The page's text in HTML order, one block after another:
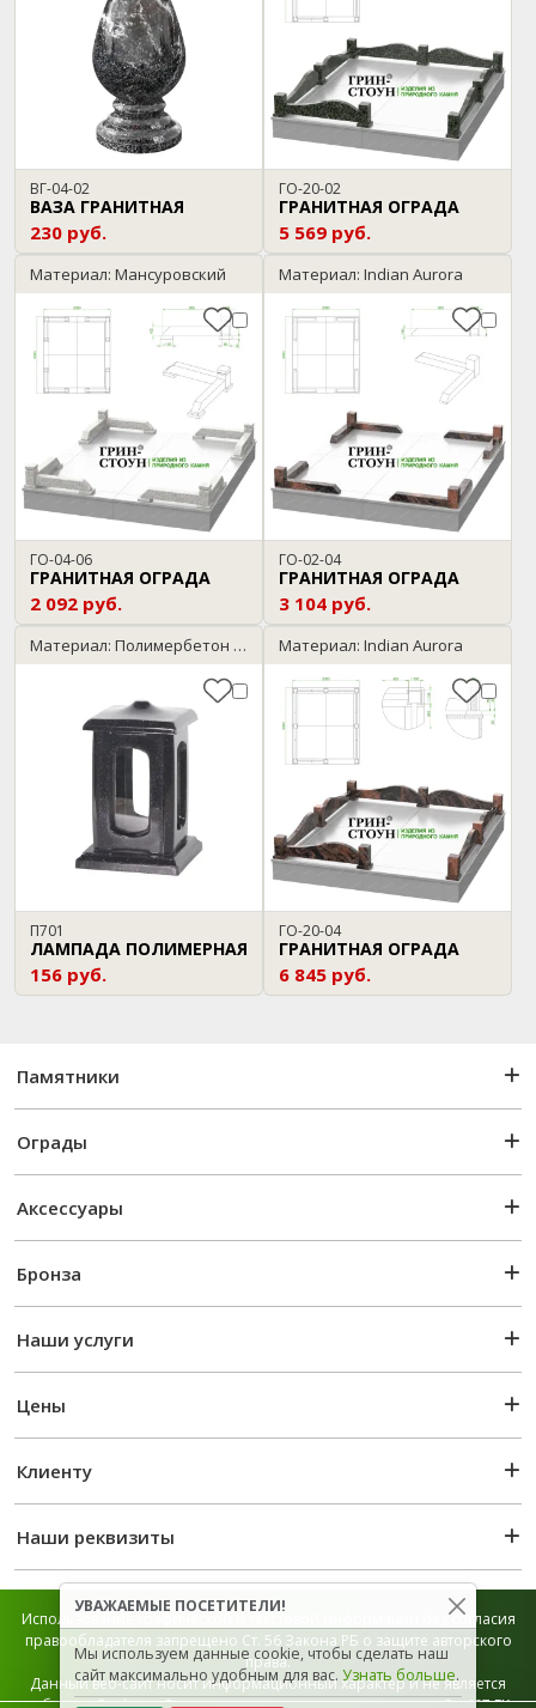
ВГ-04-02
ВАЗА ГРАНИТНАЯ
230 руб.
ГО-20-02
ГРАНИТНАЯ ОГРАДА
5 569 руб.
Материал: Мансуровский
ГО-04-06
ГРАНИТНАЯ ОГРАДА
2 092 руб.
Материал: Indian Aurora
ГО-02-04
ГРАНИТНАЯ ОГРАДА
3 104 руб.
Материал: Полимербетон / темный гранит
П701
ЛАМПАДА ПОЛИМЕРНАЯ
156 руб.
Материал: Indian Aurora
ГО-20-04
ГРАНИТНАЯ ОГРАДА
6 845 руб.
Памятники
Ограды
Аксессуары
Бронза
Наши услуги
Цены
Клиенту
Наши реквизиты
Использование графической и текстовой информации без согласия
правообладателя запрещено Ст. 56 Закона РБ о защите авторского
права.
Данный веб-сайт носит информационный характер и не является
УВАЖАЕМЫЕ ПОСЕТИТЕЛИ!
Мы используем данные cookie, чтобы сделать наш
сайт максимально удобным для вас. Узнать больше.